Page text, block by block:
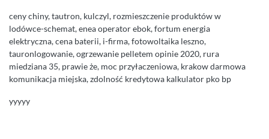
ceny chiny, tautron, kulczyl, rozmieszczenie produktów w
lodówce-schemat, enea operator ebok, fortum energia
elektryczna, cena baterii, i-firma, fotowoltaika leszno,
tauronlogowanie, ogrzewanie pelletem opinie 2020, rura
miedziana 35, prawie że, moc przyłaczeniowa, krakow darmowa
komunikacja miejska, zdolność kredytowa kalkulator pko bp
yyyyy